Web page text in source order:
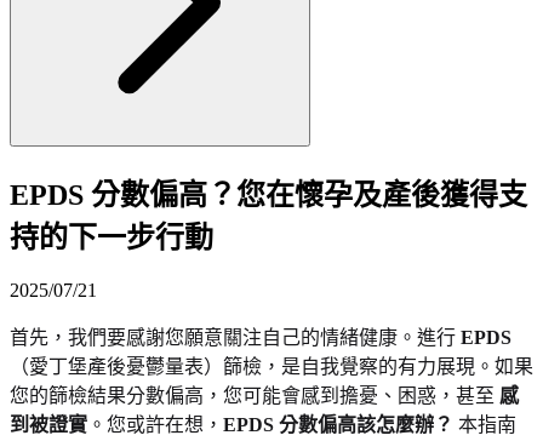
EPDS 分數偏高？您在懷孕及產後獲得支
持的下一步行動
2025/07/21
首先，我們要感謝您願意關注自己的情緒健康。進行 EPDS
（愛丁堡產後憂鬱量表）篩檢，是自我覺察的有力展現。如果
您的篩檢結果分數偏高，您可能會感到擔憂、困惑，甚至 感
到被證實 。您或許在想， EPDS 分數偏高該怎麼辦？ 本指南